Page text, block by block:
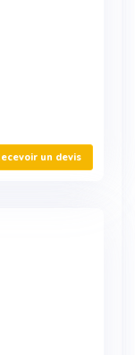
un devis